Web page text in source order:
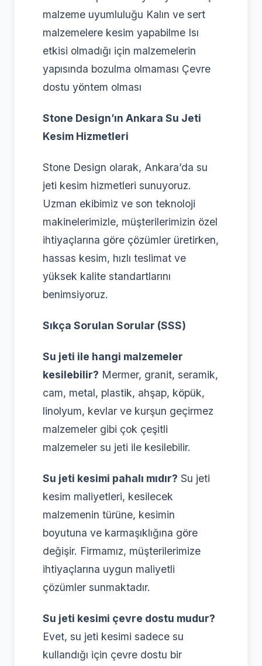
malzeme uyumluluğu Kalın ve sert
malzemelere kesim yapabilme Isı
etkisi olmadığı için malzemelerin
yapısında bozulma olmaması Çevre
dostu yöntem olması
Stone Design’ın Ankara Su Jeti
Kesim Hizmetleri
Stone Design olarak, Ankara’da su
jeti kesim hizmetleri sunuyoruz.
Uzman ekibimiz ve son teknoloji
makinelerimizle, müşterilerimizin özel
ihtiyaçlarına göre çözümler üretirken,
hassas kesim, hızlı teslimat ve
yüksek kalite standartlarını
benimsiyoruz.
Sıkça Sorulan Sorular (SSS)
Su jeti ile hangi malzemeler
kesilebilir? Mermer, granit, seramik,
cam, metal, plastik, ahşap, köpük,
linolyum, kevlar ve kurşun geçirmez
malzemeler gibi çok çeşitli
malzemeler su jeti ile kesilebilir.
Su jeti kesimi pahalı mıdır? Su jeti
kesim maliyetleri, kesilecek
malzemenin türüne, kesimin
boyutuna ve karmaşıklığına göre
değişir. Firmamız, müşterilerimize
ihtiyaçlarına uygun maliyetli
çözümler sunmaktadır.
Su jeti kesimi çevre dostu mudur?
Evet, su jeti kesimi sadece su
kullandığı için çevre dostu bir